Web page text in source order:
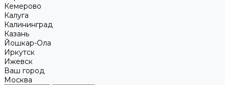
Кемерово
Калуга
Калининград
Казань
Йошкар-Ола
Иркутск
Ижевск
Ваш город
Москва